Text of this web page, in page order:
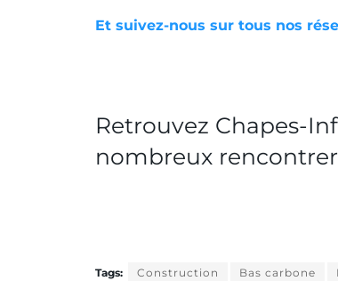
Et suivez-nous sur tous nos
Retrouvez Chapes-
nombreux
Tags: Construction Bas carbone